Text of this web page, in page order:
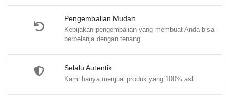
Pengembalian Mudah
Kebijakan pengembalian yang membuat Anda bisa
berbelanja dengan tenang
Selalu Autentik
Kami hanya menjual produk yang 100% asli.
Solihatin,
quantity